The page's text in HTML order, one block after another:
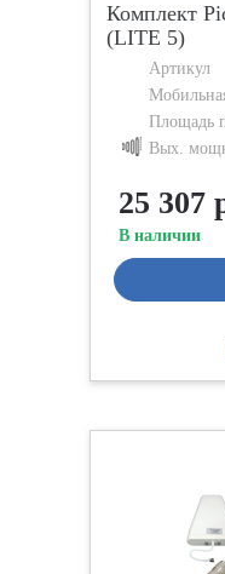
Комплект
(LITE 5)
Артикул
Площадь
Вых.
25 307
В наличии